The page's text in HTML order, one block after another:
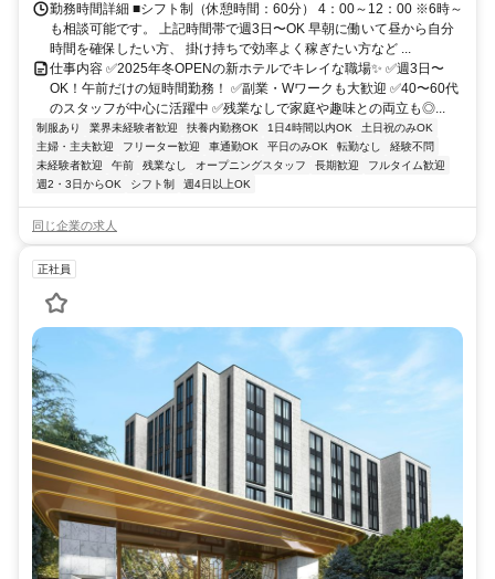
勤務時間詳細 ■シフト制（休憩時間：60分） 4：00～12：00 ※6時～
も相談可能です。 上記時間帯で週3日〜OK 早朝に働いて昼から自分
時間を確保したい方、 掛け持ちで効率よく稼ぎたい方など ...
仕事内容 ✅2025年冬OPENの新ホテルでキレイな職場✨ ✅週3日〜
OK！午前だけの短時間勤務！ ✅副業・Wワークも大歓迎 ✅40〜60代
のスタッフが中心に活躍中 ✅残業なしで家庭や趣味との両立も◎...
制服あり 業界未経験者歓迎 扶養内勤務OK 1日4時間以内OK
土日祝のみOK
主婦・主夫歓迎
フリーター歓迎 車通勤OK 平日のみOK 転勤なし
経験不問
未経験者歓迎
午前 残業なし オープニングスタッフ 長期歓迎
フルタイム歓迎
週2・3日からOK
シフト制 週4日以上OK
同じ企業の求人
正社員